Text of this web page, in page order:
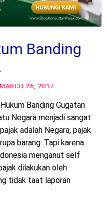
Banding
MARCH 26, 2017
Banding Gugatan
Negara menjadi sangat
adalah Negara, pajak
barang. Tapi karena
menganut self
dilakukan oleh
tidak taat laporan